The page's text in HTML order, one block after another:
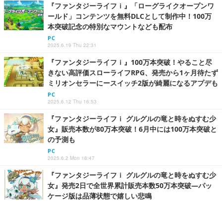
『ファンタジーライフｉ』「ローグライクオープンワ
ールド」コンテンツを無料DLCとして制作中！100万
本突破記念の特別なマウントなども配布
PC
2025.6.19 Thu 22:31
『ファンタジーライフｉ』100万本突破！やること尽
きない高評価スローライフRPG、発売から1ヶ月待たず
ミリオンセラーにースイッチ2版が綺麗になるアプデも
PC
2025.6.12 Thu 16:53
『ファンタジーライフｉ グルグルの竜と時をぬすむ少
女』販売本数が80万本突破！6月中には100万本突破と
の予測も
PC
2025.6.2 Mon 18:47
『ファンタジーライフｉ グルグルの竜と時をぬすむ少
女』発売2日で全世界累計販売本数50万本突破―パッ
ケージ版は品薄状態で嬉しい悲鳴